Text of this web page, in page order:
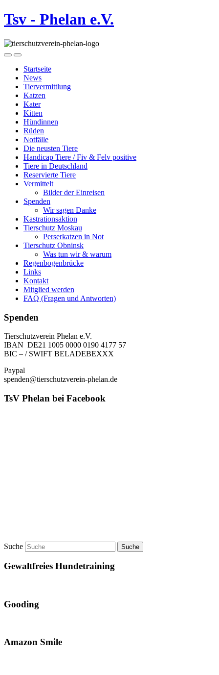
Tsv - Phelan e.V.
Startseite
News
Tiervermittlung
Katzen
Kater
Kitten
Hündinnen
Rüden
Notfälle
Die neusten Tiere
Handicap Tiere / Fiv & Felv positive
Tiere in Deutschland
Reservierte Tiere
Vermittelt
Bilder der Einreisen
Spenden
Wir sagen Danke
Kastrationsaktion
Tierschutz Moskau
Perserkatzen in Not
Tierschutz Obninsk
Was tun wir & warum
Regenbogenbrücke
Links
Kontakt
Mitglied werden
FAQ (Fragen und Antworten)
Spenden
Tierschutzverein Phelan e.V.
IBAN DE21 1005 0000 0190 4177 57
BIC – / SWIFT BELADEBEXXX
Paypal
spenden@tierschutzverein-phelan.de
TsV Phelan bei Facebook
Suche
Gewaltfreies Hundetraining
Gooding
Amazon Smile